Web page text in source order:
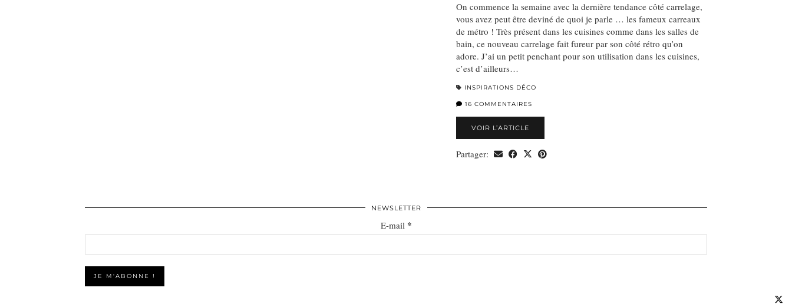
On commence la semaine avec la dernière tendance côté carrelage,
vous avez peut être deviné de quoi je parle … les fameux carreaux
de métro ! Très présent dans les cuisines comme dans les salles de
bain, ce nouveau carrelage fait fureur par son côté rétro qu’on
adore. J’ai un petit penchant pour son utilisation dans les cuisines,
c’est d’ailleurs…
INSPIRATIONS DÉCO
16 COMMENTAIRES
VOIR L’ARTICLE
Partager:
NEWSLETTER
E-mail *